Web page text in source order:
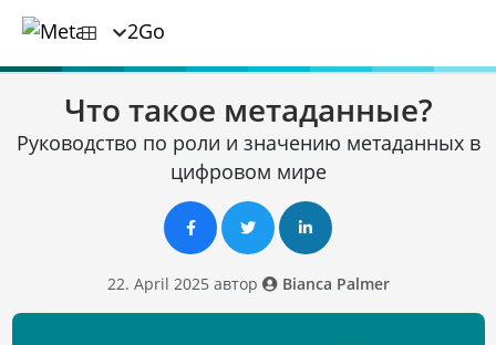
Что такое метаданные?
Руководство по роли и значению метаданных в
цифровом мире
22. April 2025 автор Bianca Palmer